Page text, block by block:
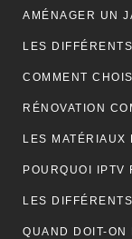
QUAND DOIT-